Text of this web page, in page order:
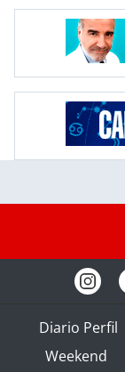
Diario Perfil
Weekend